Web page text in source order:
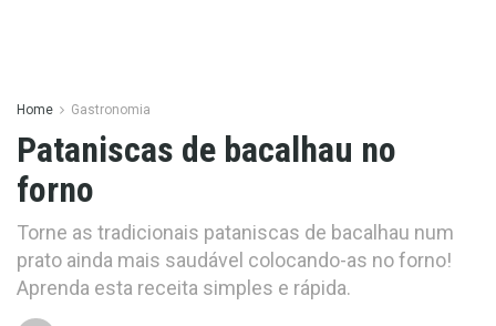
Home Gastronomia
Pataniscas de bacalhau no
forno
Torne as tradicionais pataniscas de bacalhau num
prato ainda mais saudável colocando-as no forno!
Aprenda esta receita simples e rápida.